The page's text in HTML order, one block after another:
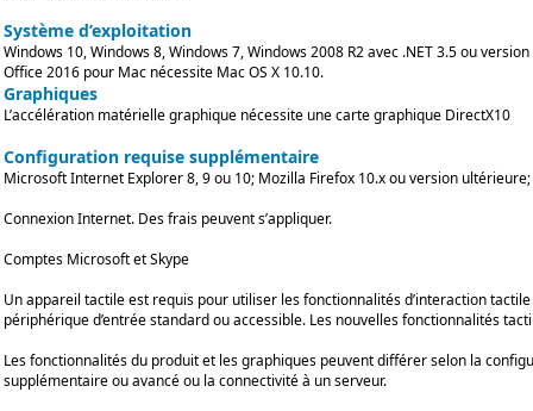
Système d’exploitation
Windows 10, Windows 8, Windows 7, Windows 2008 R2 avec .NET 3.5 ou
Office 2016 pour Mac nécessite Mac OS X 10.10.
Graphiques
L’accélération matérielle graphique nécessite une carte graphique DirectX10
Configuration requise supplémentaire
Microsoft Internet Explorer 8, 9 ou 10; Mozilla Firefox 10.x ou version
Connexion Internet. Des frais peuvent s’appliquer.
Comptes Microsoft et Skype
Un appareil tactile est requis pour utiliser les fonctionnalités d’interaction
périphérique d’entrée standard ou accessible. Les nouvelles fonctionnalités
Les fonctionnalités du produit et les graphiques peuvent différer selon la
supplémentaire ou avancé ou la connectivité à un serveur.